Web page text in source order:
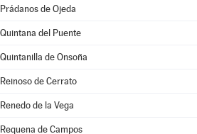
Prádanos de Ojeda
Quintana del Puente
Quintanilla de Onsoña
Reinoso de Cerrato
Renedo de la Vega
Requena de Campos